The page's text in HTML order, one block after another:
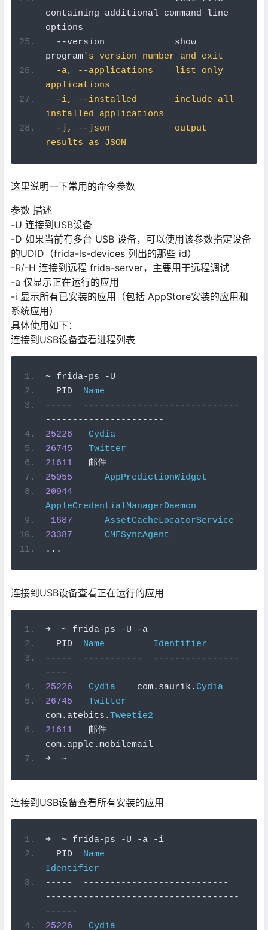
containing additional command line
options
--version             show
program's version number and exit
applications
installed applications
results as JSON
这里说明一下常用的命令参数
参数 描述
-U 连接到USB设备
-D 如果当前有多台 USB 设备，可以使用该参数指定设备
的UDID（frida-ls-devices 列出的那些 id）
-R/-H 连接到远程 frida-server，主要用于远程调试
-a 仅显示正在运行的应用
-i 显示所有已安装的应用（包括 AppStore安装的应用和
系统应用）
具体使用如下：
连接到USB设备查看进程列表
~ frida-ps -U
  PID
Name
-----
-----------------------------
----------------------
25226
Cydia
26745
Twitter
21611
邮件
25055
AppPredictionWidget
20944
AppleCredentialManagerDaemon
1687
AssetCacheLocatorService
23387
CMFSyncAgent
...
连接到USB设备查看正在运行的应用
➜ ~ frida-ps -U -a
  PID
Name
Identifier
-----
-----------
----------------
----
25226
Cydia
    com
. saurik .Cydia
26745
Twitter
com. atebits .Tweetie2
21611
邮件
com. apple .mobilemail
➜
~
连接到USB设备查看所有安装的应用
➜ ~ frida-ps -U -a -i
  PID
Name
Identifier
-----
---------------------------
------------------------------------
------
25226
Cydia